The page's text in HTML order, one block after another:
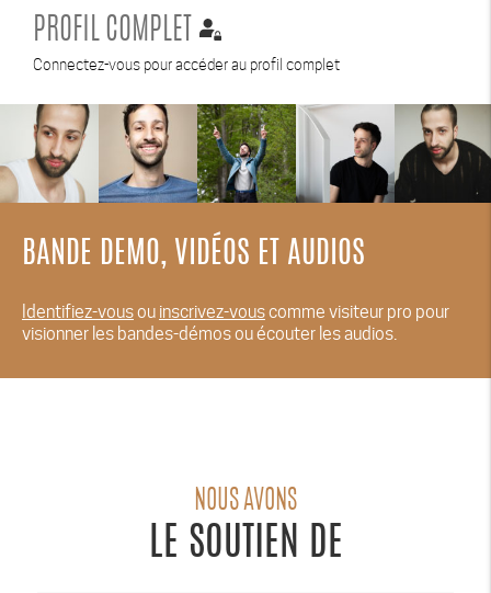
PROFIL COMPLET
Connectez-vous pour accéder au profil complet
BANDE DEMO, VIDÉOS ET AUDIOS
Identifiez-vousou inscrivez-vouscomme visiteur pro pour
visionner les bandes-démos ou écouter les audios.
NOUS AVONS
LE SOUTIEN DE